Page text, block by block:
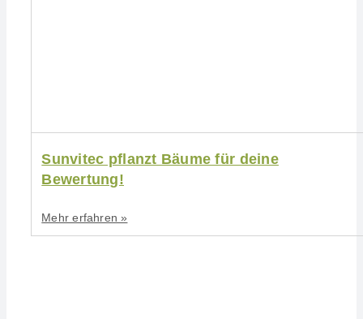
Sunvitec pflanzt Bäume für deine
Bewertung!
Mehr erfahren »